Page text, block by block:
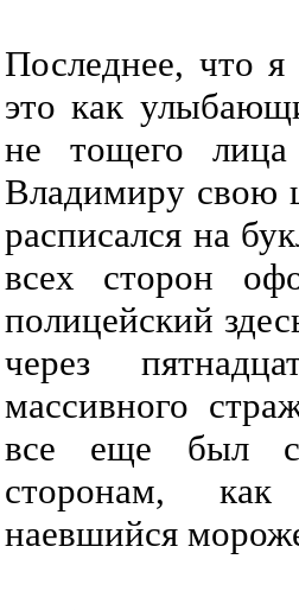
Последнее, что
это как
не тощего лица
Владимиру свою
расписался на
всех сторон
полицейский
через
массивного
все еще был
сторонам,
наевшийся